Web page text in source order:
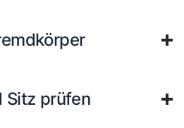
Sitz prüfen